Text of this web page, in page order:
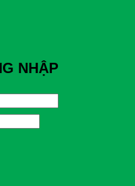
NHẬP